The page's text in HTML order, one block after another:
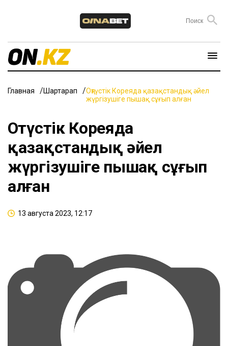
Главная Шартарап
Оңтүстік Кореяда қазақстандық әйел
жүргізушіге пышақ сұғып алған
Оңтүстік Кореяда
қазақстандық әйел
жүргізушіге пышақ сұғып
алған
13 августа 2023, 12:17